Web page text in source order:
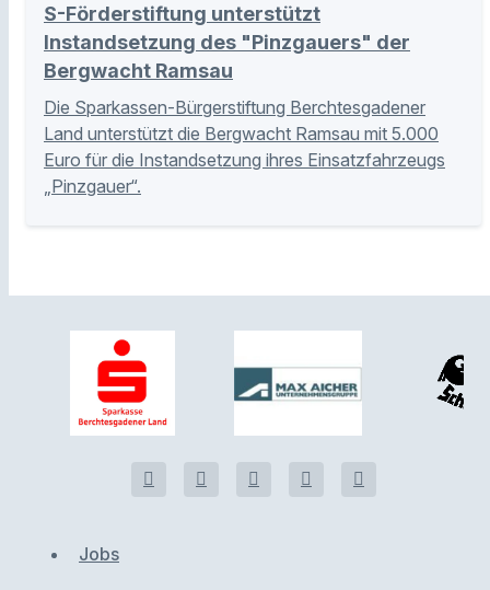
S-Förderstiftung unterstützt
Instandsetzung des "Pinzgauers" der
Bergwacht Ramsau
Die Sparkassen-Bürgerstiftung Berchtesgadener
Land unterstützt die Bergwacht Ramsau mit 5.000
Euro für die Instandsetzung ihres Einsatzfahrzeugs
„Pinzgauer“.
Jobs